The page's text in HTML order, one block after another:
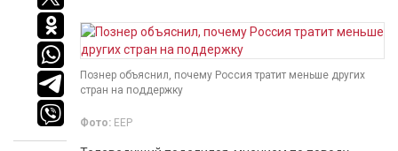
Познер объяснил, почему Россия тратит меньше других
стран на поддержку
Фото: ЕЕР